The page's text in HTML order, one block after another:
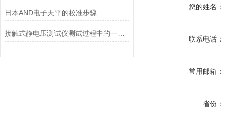
日本AND电子天平的校准步骤
接触式静电压测试仪测试过程中的一些注意事项
您的姓名：
联系电话：
常用邮箱：
省份：